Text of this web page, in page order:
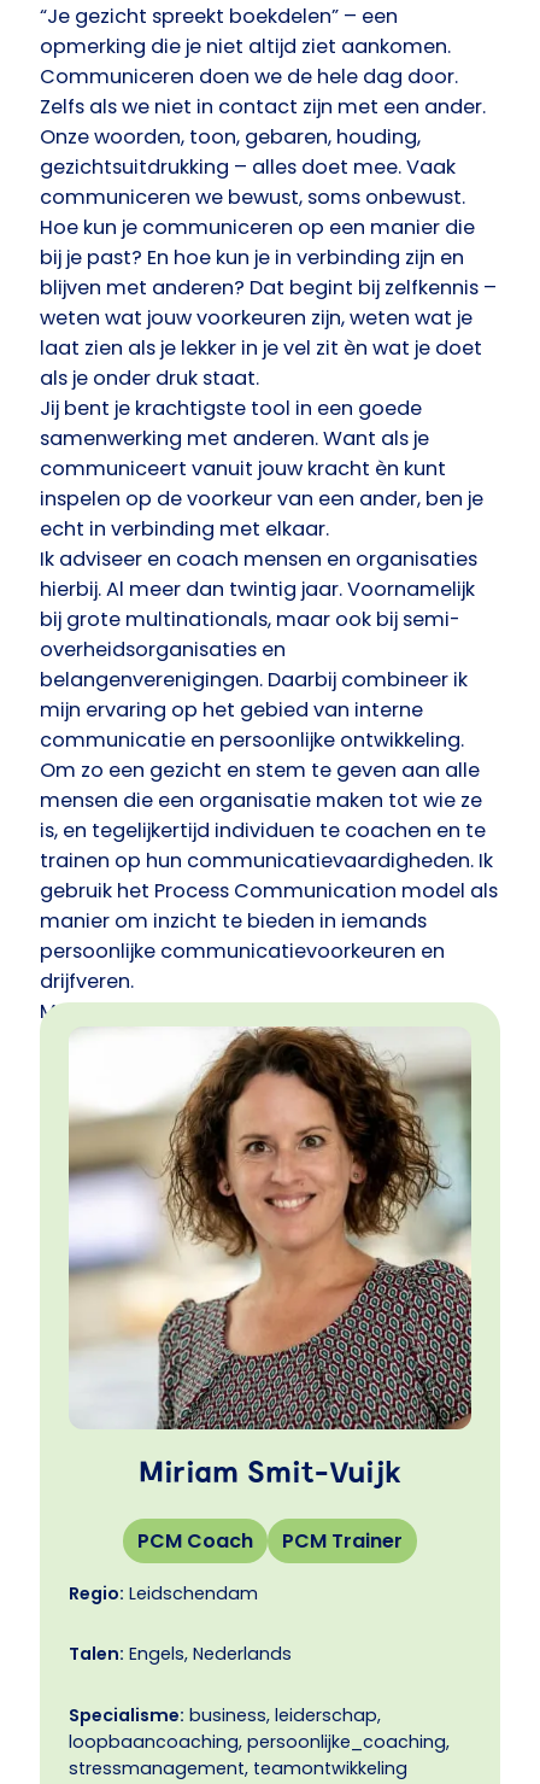
“Je gezicht spreekt boekdelen” – een
opmerking die je niet altijd ziet aankomen.
Communiceren doen we de hele dag door.
Zelfs als we niet in contact zijn met een ander.
Onze woorden, toon, gebaren, houding,
gezichtsuitdrukking – alles doet mee. Vaak
communiceren we bewust, soms onbewust.
Hoe kun je communiceren op een manier die
bij je past? En hoe kun je in verbinding zijn en
blijven met anderen? Dat begint bij zelfkennis –
weten wat jouw voorkeuren zijn, weten wat je
laat zien als je lekker in je vel zit èn wat je doet
als je onder druk staat.
Jij bent je krachtigste tool in een goede
samenwerking met anderen. Want als je
communiceert vanuit jouw kracht èn kunt
inspelen op de voorkeur van een ander, ben je
echt in verbinding met elkaar.
Ik adviseer en coach mensen en organisaties
hierbij. Al meer dan twintig jaar. Voornamelijk
bij grote multinationals, maar ook bij semi-
overheidsorganisaties en
belangenverenigingen. Daarbij combineer ik
mijn ervaring op het gebied van interne
communicatie en persoonlijke ontwikkeling.
Om zo een gezicht en stem te geven aan alle
mensen die een organisatie maken tot wie ze
is, en tegelijkertijd individuen te coachen en te
trainen op hun communicatievaardigheden. Ik
gebruik het Process Communication model als
manier om inzicht te bieden in iemands
persoonlijke communicatievoorkeuren en
drijfveren.
My background as an English interpreter and
spending many years working at
multinationals have provided me with the right
experience to also train and coach in English.
Spreekt dit je aan? Dan maak ik graag kennis
met je!
C-Sweet Communications: Change consultant
| Connector | Conceptual thinker | Coach &
inspirator
Miriam Smit-Vuijk
PCM Coach PCM Trainer
Regio: Leidschendam
Talen: Engels, Nederlands
Specialisme: business, leiderschap,
loopbaancoaching, persoonlijke_coaching,
stressmanagement, teamontwikkeling